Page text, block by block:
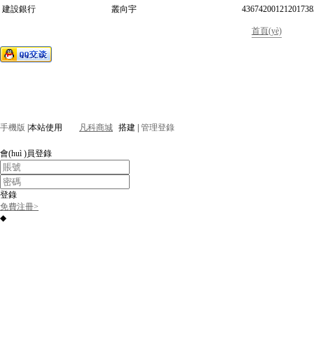
建設銀行
叢向宇
首頁(yè)
手機版 |本站使用 凡科商城 搭建 | 管理登錄
會(huì )員登錄
登錄
免費注冊>
◆